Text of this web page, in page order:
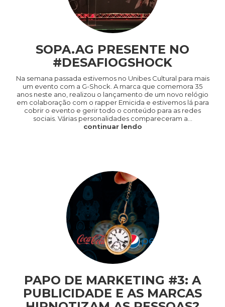
SOPA.AG PRESENTE NO
#DESAFIOGSHOCK
Na semana passada estivemos no Unibes Cultural para mais
um evento com a G-Shock. A marca que comemora 35
anos neste ano, realizou o lançamento de um novo relógio
em colaboração com o rapper Emicida e estivemos lá para
cobrir o evento e gerir todo o conteúdo para as redes
sociais. Várias personalidades compareceram a…
continuar lendo
PAPO DE MARKETING #3: A
PUBLICIDADE E AS MARCAS